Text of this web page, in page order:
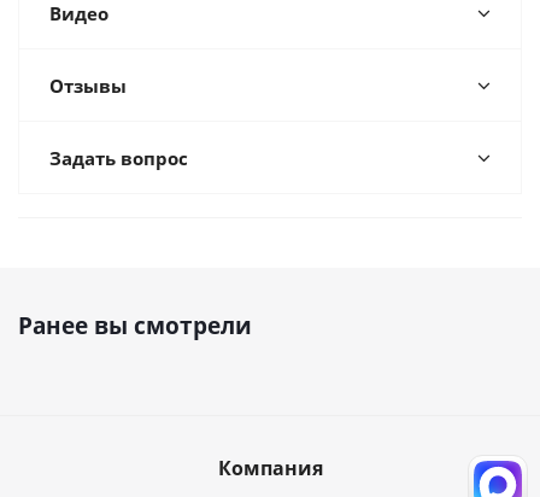
Видео
Отзывы
Задать вопрос
Ранее вы смотрели
Компания